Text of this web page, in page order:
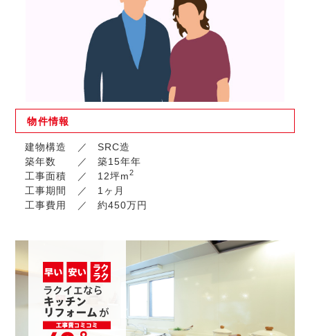
物件情報
建物構造
SRC造
築年数
築15年年
工事面積
12坪m2
工事期間
1ヶ月
工事費用
約450万円